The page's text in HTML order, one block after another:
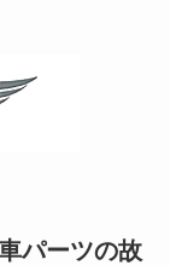
パーツの故